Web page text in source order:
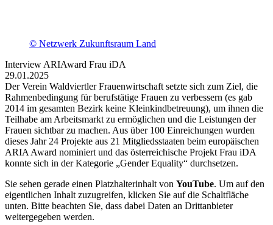
© Netzwerk Zukunftsraum Land
Interview ARIAward Frau iDA
29.01.2025
Der Verein Waldviertler Frauenwirtschaft setzte sich zum Ziel, die
Rahmenbedingung für berufstätige Frauen zu verbessern (es gab
2014 im gesamten Bezirk keine Kleinkindbetreuung), um ihnen die
Teilhabe am Arbeitsmarkt zu ermöglichen und die Leistungen der
Frauen sichtbar zu machen. Aus über 100 Einreichungen wurden
dieses Jahr 24 Projekte aus 21 Mitgliedsstaaten beim europäischen
ARIA Award nominiert und das österreichische Projekt Frau iDA
konnte sich in der Kategorie „Gender Equality“ durchsetzen.
Sie sehen gerade einen Platzhalterinhalt von YouTube. Um auf den
eigentlichen Inhalt zuzugreifen, klicken Sie auf die Schaltfläche
unten. Bitte beachten Sie, dass dabei Daten an Drittanbieter
weitergegeben werden.